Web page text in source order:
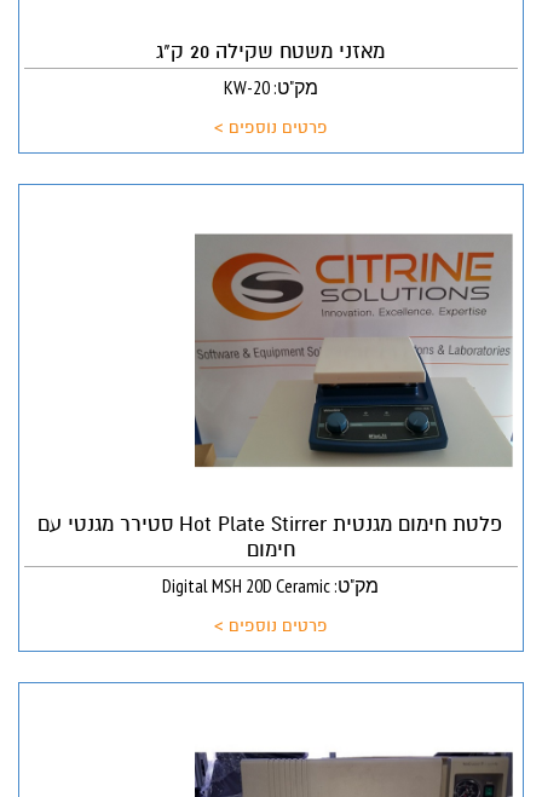
מאזני משטח שקילה 20 ק"ג
מק"ט: KW-20
פרטים נוספים >
פלטת חימום מגנטית Hot Plate Stirrer סטירר מגנטי עם
חימום
מק"ט: Digital MSH 20D Ceramic
פרטים נוספים >